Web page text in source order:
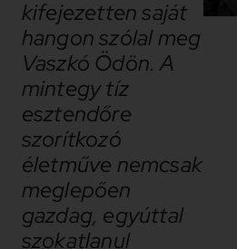
kifejezetten saját
hangon szólal meg
Vaszkó Ödön. A
mintegy tíz
esztendőre
szorítkozó
életműve nemcsak
meglepően
gazdag, egyúttal
szokatlanul